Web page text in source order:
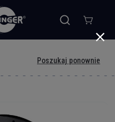
Poszukaj ponownie